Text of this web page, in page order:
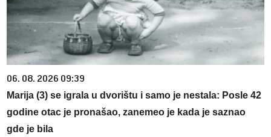
06. 08. 2026 09:39
Marija (3) se igrala u dvorištu i samo je nestala: Posle 42
godine otac je pronašao, zanemeo je kada je saznao
gde je bila